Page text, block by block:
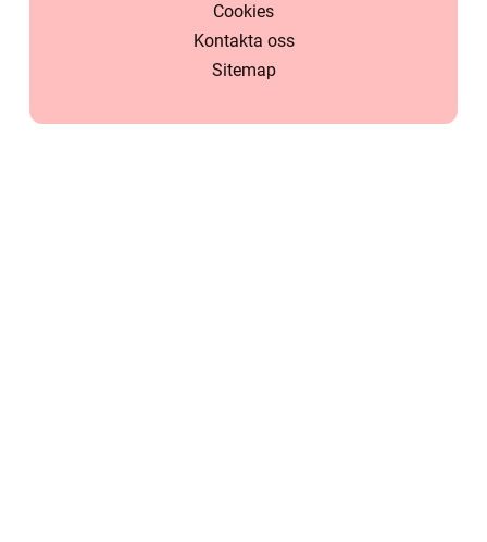
Cookies
Kontakta oss
Sitemap